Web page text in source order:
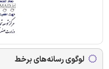
لوگوی رسانه‌های برخط